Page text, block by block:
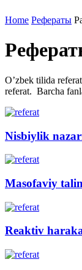
Home Рефераты
O’zbek tilida
referat. Barcha
Nisbiylik
Masofaviy
Reaktiv